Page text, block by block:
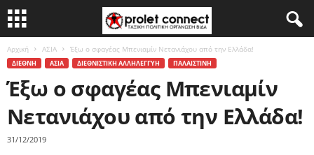
Αρχική ΑΣΙΑ Έξω ο σφαγέας Μπενιαμίν Νετανιάχου από την Ελλάδα!
ΔΙΕΘΝΗ ΑΣΙΑ ΔΙΕΘΝΙΣΤΙΚΗ ΑΛΛΗΛΕΓΓΥΗ ΠΑΛΑΙΣΤΙΝΗ
Έξω ο σφαγέας Μπενιαμίν
Νετανιάχου από την Ελλάδα!
31/12/2019